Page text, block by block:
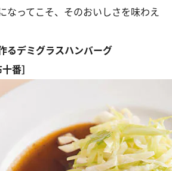
なってこそ、そのおいしさを味わえ
るデミグラスハンバーグ
番］